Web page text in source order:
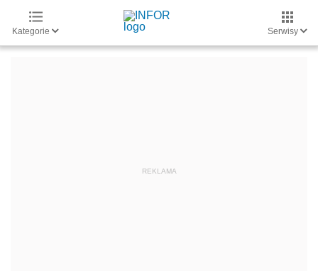
Kategorie Serwisy